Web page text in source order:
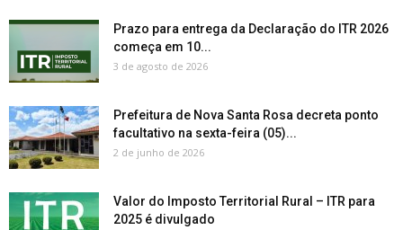
Prazo para entrega da Declaração do ITR 2026
começa em 10...
3 de agosto de 2026
Prefeitura de Nova Santa Rosa decreta ponto
facultativo na sexta-feira (05)...
2 de junho de 2026
Valor do Imposto Territorial Rural – ITR para
2025 é divulgado